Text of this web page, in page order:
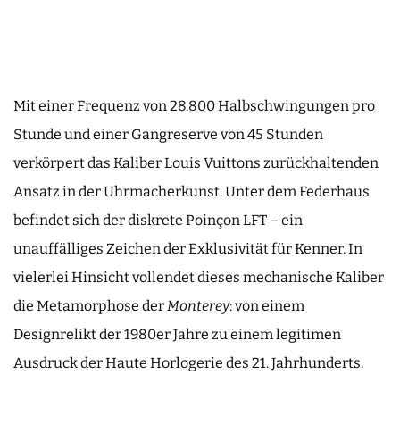
Mit einer Frequenz von 28.800 Halbschwingungen pro
Stunde und einer Gangreserve von 45 Stunden
verkörpert das Kaliber Louis Vuittons zurückhaltenden
Ansatz in der Uhrmacherkunst. Unter dem Federhaus
befindet sich der diskrete Poinçon LFT – ein
unauffälliges Zeichen der Exklusivität für Kenner. In
vielerlei Hinsicht vollendet dieses mechanische Kaliber
die Metamorphose der Monterey: von einem
Designrelikt der 1980er Jahre zu einem legitimen
Ausdruck der Haute Horlogerie des 21. Jahrhunderts.